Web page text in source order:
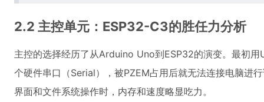
2.2 主控单元：ESP32-C3的胜任力分析
主控的选择经历了从Arduino Uno到ESP32的演变。最初
个硬件串口（Serial），被PZEM占用后就无法连接电脑进
界面和文件系统操作时，内存和速度略显吃力。